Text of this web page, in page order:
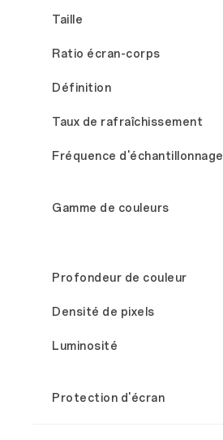
Taille
Ratio écran-corps
Définition
Taux de rafraîchissement
Fréquence d'échantillonnage
Gamme de couleurs
Profondeur de couleur
Densité de pixels
Luminosité
Protection d'écran